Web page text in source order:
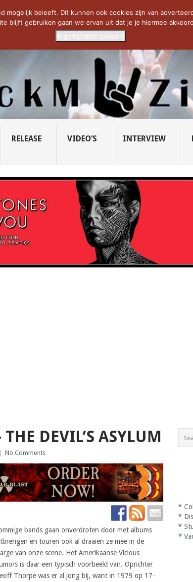
PRIDE OF LIONS – U... SAVATAGE KOMT TERUG IN 0...
RELEASE VIDEO’S INTERVIEW
DEVIL’S ASYLUM
No Comments
bands gaan onverdroten door met albums
en touren ook al draaien ze mee in de
van onze scene. Het Amerikaanse Vicious
is daar een typisch voorbeeld van. Oprichter
Thorpe was er al jong bij, want in 1979 op 17-
*
*
*
*
mogelijk beleeft. Dit kunnen ook cookies zijn van
blijft gebruiken gaan we ervan uit dat je je hiermee
Ik ga hiermee akkoord